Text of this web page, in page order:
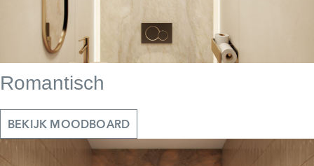
Romantisch
BEKIJK MOODBOARD